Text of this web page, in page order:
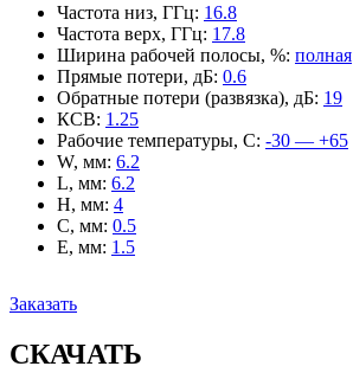
Частота низ, ГГц: 16.8
Частота верх, ГГц: 17.8
Ширина рабочей полосы, %: полная
Прямые потери, дБ: 0.6
Обратные потери (развязка), дБ: 19
КСВ: 1.25
Рабочие температуры, С: -30 — +65
W, мм: 6.2
L, мм: 6.2
H, мм: 4
C, мм: 0.5
E, мм: 1.5
Заказать
СКАЧАТЬ